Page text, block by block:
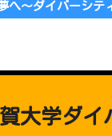
へ～ダイバーシテ
大学ダイ